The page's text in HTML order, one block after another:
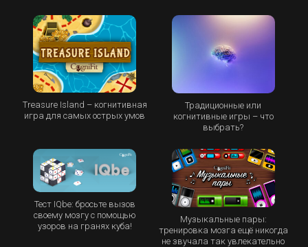
Treasure Island – когнитивная
игра для самых острых умов
Традиционные или
когнитивные игры – что
выбрать?
Тест IQbe: бросьте вызов
своему мозгу с помощью
узоров на гранях куба!
Музыкальные пары:
тренировка мозга ещё никогда
не звучала так увлекательно